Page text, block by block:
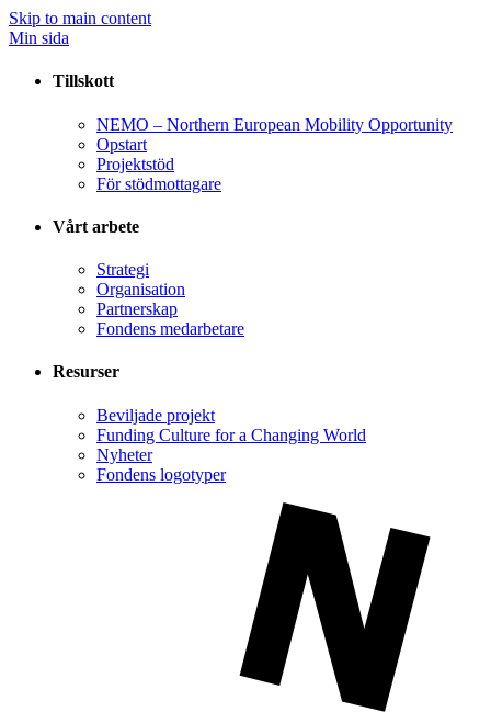
Skip to main content
Min sida
Tillskott
NEMO – Northern European Mobility Opportunity
Opstart
Projektstöd
För stödmottagare
Vårt arbete
Strategi
Organisation
Partnerskap
Fondens medarbetare
Resurser
Beviljade projekt
Funding Culture for a Changing World
Nyheter
Fondens logotyper